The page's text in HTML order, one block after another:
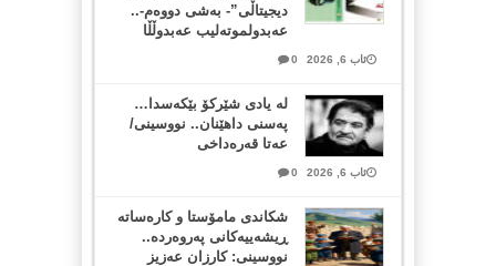
دیجیتاڵی”- بەشی دووەم-..
عەبدولموتەلیب عەبدوڵڵا
ئاب 6, 2026 0
لە یادی شێرکۆ بێکەسدا…
پەسنی داهێنان.. نووسینی/
عەتا قەرەداخی
ئاب 6, 2026 0
شکاندی مامۆستا و کارەساتە
ڕیشەییەکانی پەروەردە..
نووسینی: کارزان عەزیز